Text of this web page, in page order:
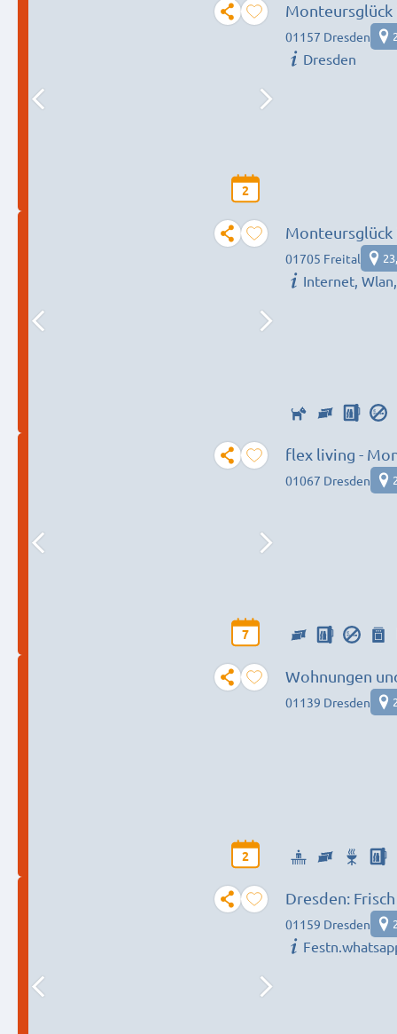
2
Monteursglück
01157 Dresden
Dresden
Monteursglück
01705 Freital
Internet,
7
flex living -
01067 Dresden
2
Wohnungen
01139 Dresden
Dresden:
WLAN +
01159 Dresden